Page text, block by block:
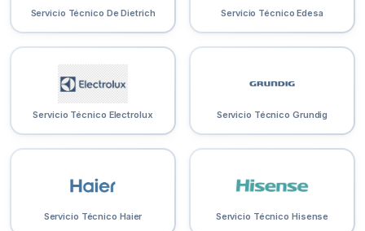
Servicio Técnico De Dietrich Servicio Técnico Edesa
Servicio Técnico Electrolux Servicio Técnico Grundig
Servicio Técnico Haier Servicio Técnico Hisense